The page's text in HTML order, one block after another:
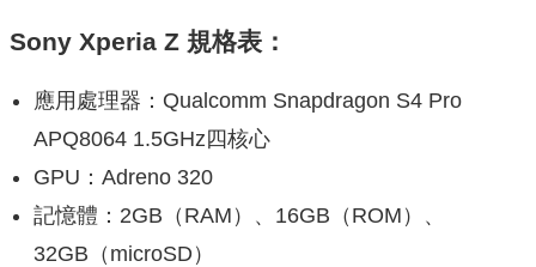
Sony Xperia Z 規格表：
應用處理器：Qualcomm Snapdragon S4 Pro
APQ8064 1.5GHz四核心
GPU：Adreno 320
記憶體：2GB（RAM）、16GB（ROM）、
32GB（microSD）